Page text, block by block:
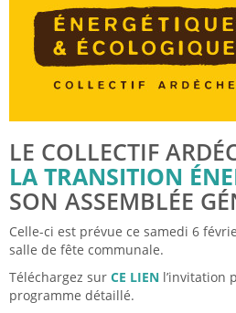
LE COLLECTIF
LA TRANSITION
SON ASSEMBLÉE
Celle-ci est prévue ce samedi 6
salle de fête communale.
Téléchargez sur CE LIEN l’invitation
programme détaillé.